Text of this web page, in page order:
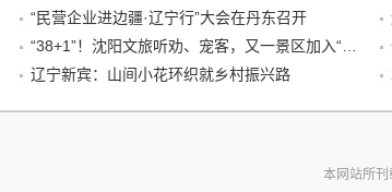
“民营企业进边疆·辽宁行”大会在丹东召开
“38+1”！沈阳文旅听劝、宠客，又一景区加入“东北超”优惠名单！
辽宁新宾：山间小花环织就乡村振兴路
本网站所刊